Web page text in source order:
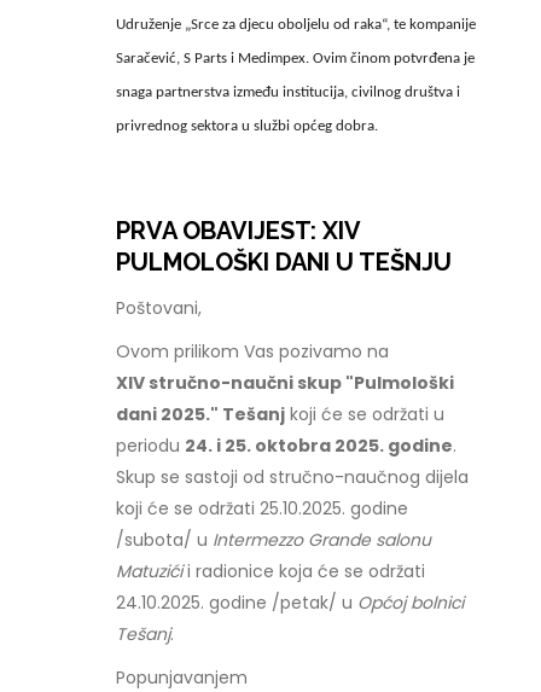
Udruženje „Srce za djecu oboljelu od raka“, te kompanije
Saračević, S Parts i Medimpex. Ovim činom potvrđena je
snaga partnerstva između institucija, civilnog društva i
privrednog sektora u službi općeg dobra.
PRVA OBAVIJEST: XIV
PULMOLOŠKI DANI U TEŠNJU
Poštovani,
Ovom prilikom Vas pozivamo na
XIV stručno-naučni skup "Pulmološki
dani 2025." Tešanj koji će se održati u
periodu 24. i 25. oktobra 2025. godine.
Skup se sastoji od stručno-naučnog dijela
koji će se održati 25.10.2025. godine
/subota/ u Intermezzo Grande salonu
Matuzićii radionice koja će se održati
24.10.2025. godine /petak/ u Općoj bolnici
Tešanj.
Popunjavanjem